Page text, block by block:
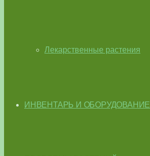
Лекарственные растения
ИНВЕНТАРЬ И ОБОРУДОВАНИЕ